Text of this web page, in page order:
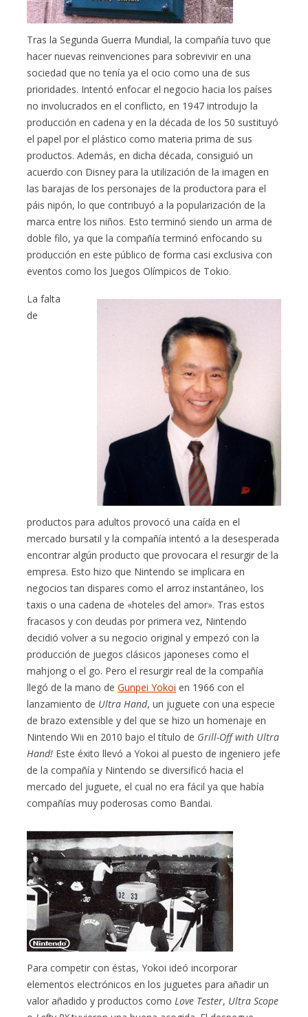
Tras la Segunda Guerra Mundial, la compañía tuvo que
hacer nuevas reinvenciones para sobrevivir en una
sociedad que no tenía ya el ocio como una de sus
prioridades. Intentó enfocar el negocio hacia los países
no involucrados en el conflicto, en 1947 introdujo la
producción en cadena y en la década de los 50 sustituyó
el papel por el plástico como materia prima de sus
productos. Además, en dicha década, consiguió un
acuerdo con Disney para la utilización de la imagen en
las barajas de los personajes de la productora para el
páis nipón, lo que contribuyó a la popularización de la
marca entre los niños. Esto terminó siendo un arma de
doble filo, ya que la compañía terminó enfocando su
producción en este público de forma casi exclusiva con
eventos como los Juegos Olímpicos de Tokio.
La falta
de
productos para adultos provocó una caída en el
mercado bursatil y la compañía intentó a la desesperada
encontrar algún producto que provocara el resurgir de la
empresa. Esto hizo que Nintendo se implicara en
negocios tan dispares como el arroz instantáneo, los
taxis o una cadena de «hoteles del amor». Tras estos
fracasos y con deudas por primera vez, Nintendo
decidió volver a su negocio original y empezó con la
producción de juegos clásicos japoneses como el
mahjong o el go. Pero el resurgir real de la compañía
llegó de la mano deGunpei Yokoi en 1966 con el
lanzamiento de Ultra Hand, un juguete con una especie
de brazo extensible y del que se hizo un homenaje en
Nintendo Wii en 2010 bajo el título de Grill-Off with Ultra
Hand! Este éxito llevó a Yokoi al puesto de ingeniero jefe
de la compañía y Nintendo se diversificó hacia el
mercado del juguete, el cual no era fácil ya que había
compañías muy poderosas como Bandai.
Para competir con éstas, Yokoi ideó incorporar
elementos electrónicos en los juguetes para añadir un
valor añadido y productos comoLove Tester, Ultra Scope